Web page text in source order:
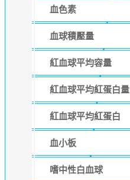
血色素
血球積壓量
紅血球平均容量
紅血球平均紅蛋白量
紅血球平均紅蛋白
血小板
嗜中性白血球